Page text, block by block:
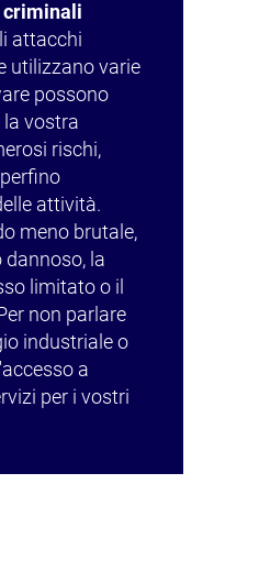
criminali
attacchi
utilizzano varie
possono
la vostra
rischi,
attività.
meno brutale,
la
limitato o il
non parlare
industriale o
a
per i vostri